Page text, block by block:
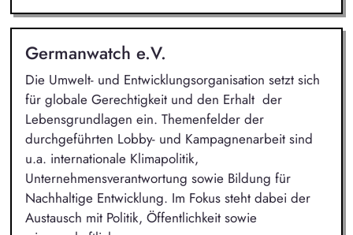
Germanwatch e.V.
Die Umwelt- und Entwicklungsorganisation setzt sich
für globale Gerechtigkeit und den Erhalt der
Lebensgrundlagen ein. Themenfelder der
durchgeführten Lobby- und Kampagnenarbeit sind
u.a. internationale Klimapolitik,
Unternehmensverantwortung sowie Bildung für
Nachhaltige Entwicklung. Im Fokus steht dabei der
Austausch mit Politik, Öffentlichkeit sowie